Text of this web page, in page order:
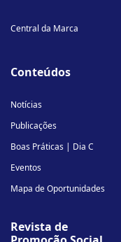
Central da Marca
Conteúdos
Notícias
Publicações
Boas Práticas | Dia C
Eventos
Mapa de Oportunidades
Revista de